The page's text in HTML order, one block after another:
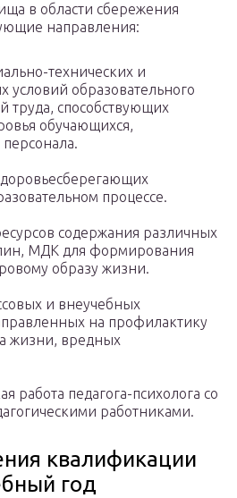
в области сбережения
направления:
технических и
условий образовательного
труда, способствующих
обучающихся,
процессе.
содержания различных
МДК для формирования
образу жизни.
и внеучебных
на профилактику
жизни, вредных
работа педагога-психолога со
работниками.
квалификации
год